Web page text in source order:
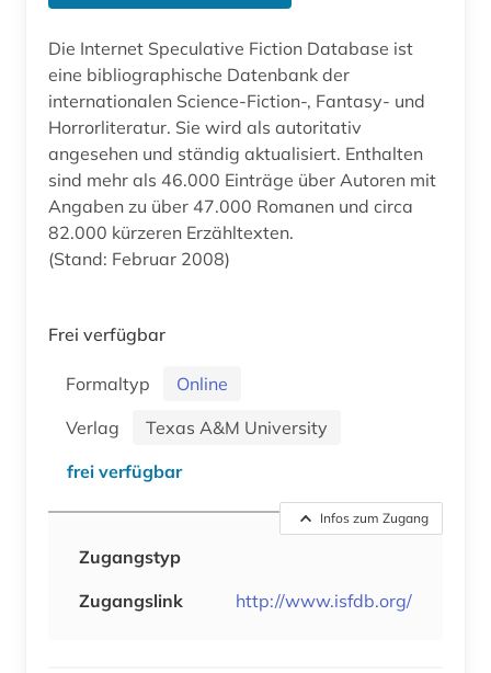
Die Internet Speculative Fiction Database ist
eine bibliographische Datenbank der
internationalen Science-Fiction-, Fantasy- und
Horrorliteratur. Sie wird als autoritativ
angesehen und ständig aktualisiert. Enthalten
sind mehr als 46.000 Einträge über Autoren mit
Angaben zu über 47.000 Romanen und circa
82.000 kürzeren Erzähltexten.
(Stand: Februar 2008)
Frei verfügbar
Formaltyp
Online
Verlag
Texas A&M University
frei verfügbar
Infos zum Zugang
Zugangstyp
Zugangslink
http://www.isfdb.org/